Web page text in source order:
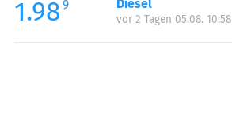
Donnerstag:
1.98 9 Diesel
vor 2 Tagen 05.08.